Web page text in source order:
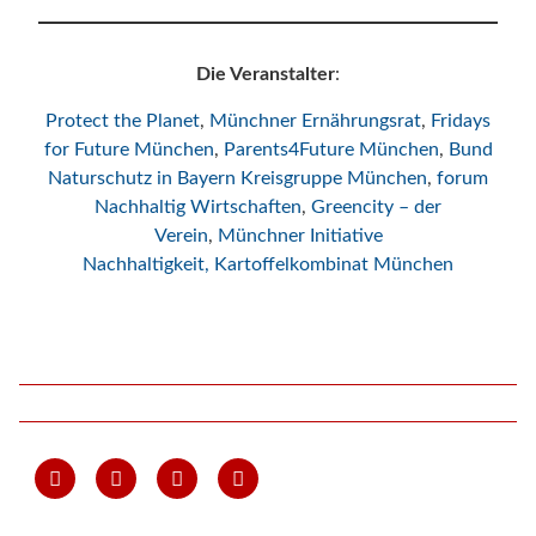
Die Veranstalter:
Protect the Planet, Münchner Ernährungsrat, Fridays
for Future München, Parents4Future München, Bund
Naturschutz in Bayern Kreisgruppe München, forum
Nachhaltig Wirtschaften, Greencity – der
Verein, Münchner Initiative
Nachhaltigkeit, Kartoffelkombinat München